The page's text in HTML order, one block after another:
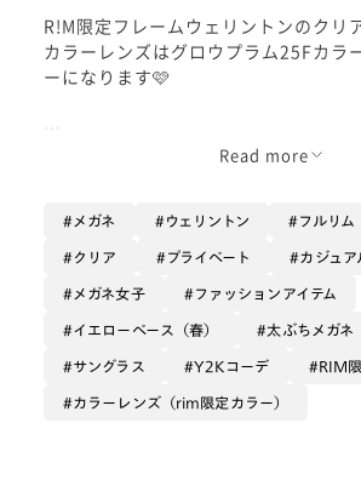
R!M限定フレームウェリントンのクリ
カラーレンズはグロウプラム25Fカラ
ーになります🩷
お気に入りポイントは2つ！①直線的
①は角のあるフレームが特徴的でとて
💘クリアなので重たくならずに目元を
②はクリアレンズでかけてもかわいい
レンズを合わせると一気に夏らしくな
ぜひ🏖
アセテート素材なので軽くて丈夫なフ
Read more
メガネ ウェリントン フルリム
クリア プライベート カジュア
メガネ女子 ファッションアイテム
イエローベース（春） 太ぶちメガネ
サングラス Y2Kコーデ RIM
カラーレンズ（rim限定カラー）